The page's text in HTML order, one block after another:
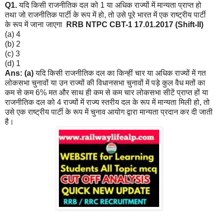
Q1.यदि किसी राजनीतिक दल को 1 या अधिक राज्यों में मान्यता प्राप्त हो
तथा जो राजनीतिक पार्टी के रूप में हो, तो उसे पूरे भारत में एक राष्ट्रीय पार्टी
के रूप में जाना जाएगा
RRB NTPC CBT-1 17.01.2017 (Shift-II)
(a) 4
(b) 2
(c) 3
(d) 1
Ans: (a)यदि किसी राजनीतिक दल का किन्हीं चार या अधिक राज्यों में गत
लोकसभा चुनावों या उन राज्यों की विधानसभा चुनावों में पड़े कुल वैध मतों का
कम से कम 6% मत और साथ ही कम से कम चार लोकसभा सीटें प्राप्त हों या
राजनीतिक दल को 4 राज्यों में राज्य स्तरीय दल के रूप में मान्यता मिली हो, तो
उसे एक राष्ट्रीय पार्टी के रूप में चुनाव आयोग द्वारा मान्यता प्रदान कर दी जाती
है।